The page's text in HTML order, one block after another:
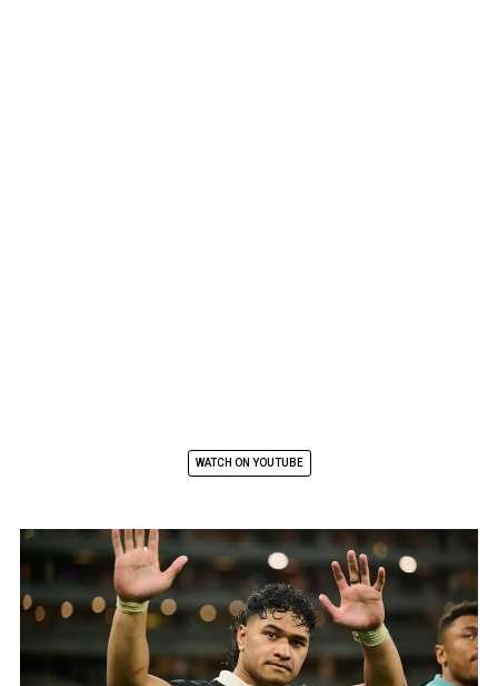
WATCH ON YOUTUBE